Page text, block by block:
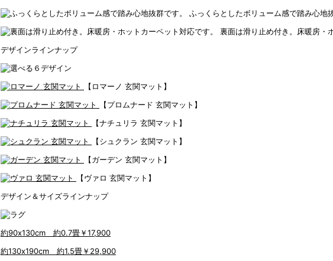
ふっくらとしたボリューム感で踏み心地
裏面は滑り止め付き。床暖房・
デザインラインナップ
【ロマーノ 玄関マット】
【プロムナード 玄関マット】
【ナチュリラ 玄関マット】
【シュクラン 玄関マット】
【ガーデン 玄関マット】
【ヴァロ 玄関マット】
デザイン＆サイズラインナップ
約90x130cm 約0.7畳￥17,900
約130x190cm 約1.5畳￥29,900